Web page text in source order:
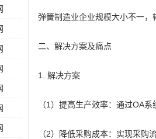
弹簧制造业企业规模大小不一
二、解决方案及痛点
1. 解决方案
（1）提高生产效率：通过OA
（2）降低采购成本：实现采购